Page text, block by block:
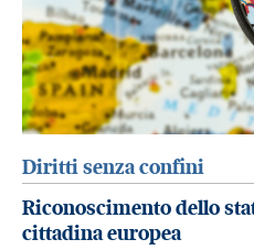
Diritti senza confini
Riconoscimento dello
cittadina europea